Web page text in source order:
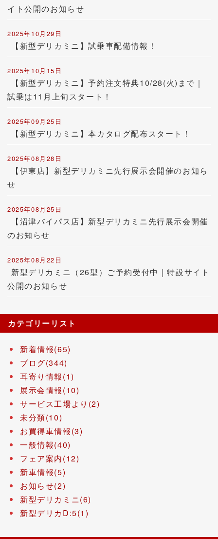
イト公開のお知らせ
2025年10月29日
【新型デリカミニ】試乗車配備情報！
2025年10月15日
【新型デリカミニ】予約注文特典10/28(火)まで｜
試乗は11月上旬スタート！
2025年09月25日
【新型デリカミニ】本カタログ配布スタート！
2025年08月28日
【伊東店】新型デリカミニ先行展示会開催のお知ら
せ
2025年08月25日
【沼津バイパス店】新型デリカミニ先行展示会開催
のお知らせ
2025年08月22日
新型デリカミニ（26型）ご予約受付中｜特設サイト
公開のお知らせ
カテゴリーリスト
新着情報(65)
ブログ(344)
耳寄り情報(1)
展示会情報(10)
サービス工場より(2)
未分類(10)
お買得車情報(3)
一般情報(40)
フェア案内(12)
新車情報(5)
お知らせ(2)
新型デリカミニ(6)
新型デリカD:5(1)